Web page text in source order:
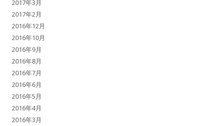
2017年3月
2017年2月
2016年12月
2016年10月
2016年9月
2016年8月
2016年7月
2016年6月
2016年5月
2016年4月
2016年3月